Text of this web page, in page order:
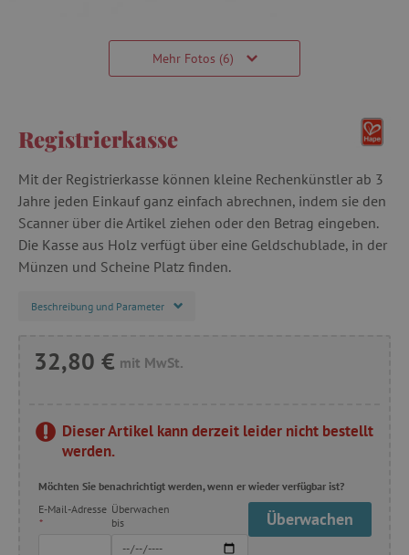
Mehr Fotos (6)
Registrierkasse
Mit der Registrierkasse können kleine Rechenkünstler ab 3
Jahre jeden Einkauf ganz einfach abrechnen, indem sie den
Scanner über die Artikel ziehen oder den Betrag eingeben.
Die Kasse aus Holz verfügt über eine Geldschublade, in der
Münzen und Scheine Platz finden.
Beschreibung und Parameter
32,80 € mit MwSt.
Dieser Artikel kann derzeit leider nicht bestellt
werden.
Möchten Sie benachrichtigt werden, wenn er wieder verfügbar ist?
E-Mail-Adresse
*
Überwachen
bis
Überwachen